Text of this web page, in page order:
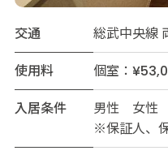
交通
総武中央線
使用料
個室：
入居条件
男性 女性
※保証人、